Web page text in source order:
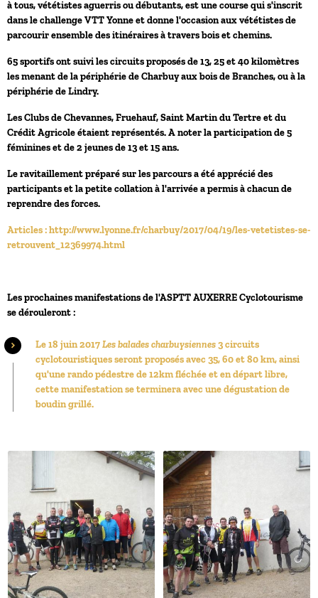
à tous, vététistes aguerris ou débutants, est une course qui s'inscrit
dans le challenge VTT Yonne et donne l'occasion aux vététistes de
parcourir ensemble des itinéraires à travers bois et chemins.
65 sportifs ont suivi les circuits proposés de 13, 25 et 40 kilomètres
les menant de la périphérie de Charbuy aux bois de Branches, ou à la
périphérie de Lindry.
Les Clubs de Chevannes, Fruehauf, Saint Martin du Tertre et du
Crédit Agricole étaient représentés. A noter la participation de 5
féminines et de 2 jeunes de 13 et 15 ans.
Le ravitaillement préparé sur les parcours a été apprécié des
participants et la petite collation à l'arrivée a permis à chacun de
reprendre des forces.
Articles :http://www.lyonne.fr/charbuy/2017/04/19/les-vetetistes-se-
retrouvent_12369974.html
Les prochaines manifestations de l'ASPTT AUXERRE Cyclotourisme
se dérouleront :
Le 18 juin 2017Les balades charbuysiennes3 circuits
cyclotouristiques seront proposés avec 35, 60 et 80 km, ainsi
qu'une rando pédestre de 12km fléchée et en départ libre,
cette manifestation se terminera avec une dégustation de
boudin grillé.